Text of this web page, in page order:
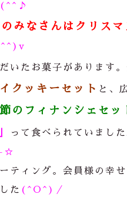
(^^♪
みなさんはクリスマ
いたお菓子があります
クッキーセット と、
のフィナンシェセッ
って食べられていまし
☆
ティング。会員様の幸
た (^O^)／